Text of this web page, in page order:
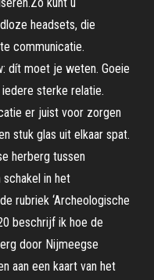
headsets, die
communicatie.
dít moet je weten. Goeie
sterke relatie.
er juist voor zorgen
stuk glas uit elkaar spat.
herberg tussen
in het
rubriek ‘Archeologische
beschrijf ik hoe de
door Nijmeegse
aan een kaart van het